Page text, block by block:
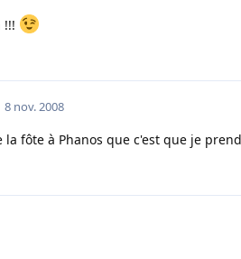
!!!
8 nov. 2008
la fôte à Phanos que c'est que je